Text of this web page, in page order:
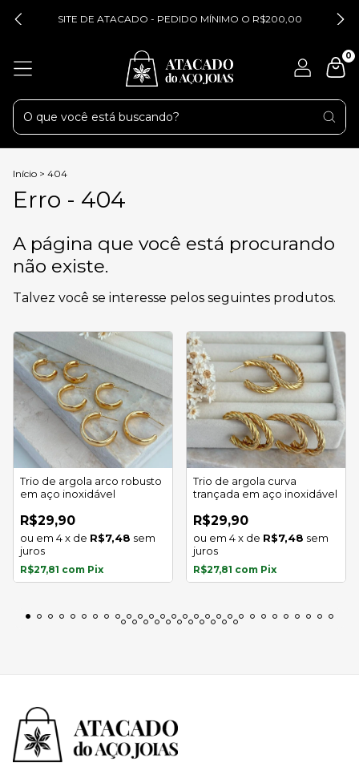
SITE DE ATACADO - PEDIDO MÍNIMO O R$200,00
0
Início > 404
Erro - 404
A página que você está procurando
não existe.
Talvez você se interesse pelos seguintes produtos.
Trio de argola arco robusto
em aço inoxidável
R$29,90
4x de R$7,48 sem
juros
R$27,81 com Pix
Trio de argola curva
trançada em aço inoxidável
R$29,90
4x de R$7,48 sem
juros
R$27,81 com Pix